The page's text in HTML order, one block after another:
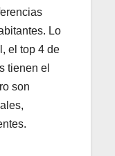
Lo
el top 4 de
tienen el
son